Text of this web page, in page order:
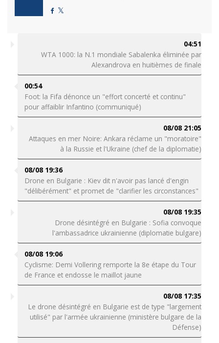
04:51
WTA 1000: la N.1 mondiale Sabalenka éliminée par
Alexandrova en huitièmes de finale
00:54
Foot: la Fifa dénonce un "effort concerté et continu"
pour affaiblir Infantino (communiqué)
08/08 21:05
Attaques en mer Noire: Ankara réclame un "moratoire"
à la Russie et l'Ukraine (chef de la diplomatie)
08/08 19:36
Drone en Bulgarie : Kiev dit n'avoir pas lancé d'engin
"délibérément" et promet de "clarifier les circonstances"
08/08 19:35
Drone désintégré en Bulgarie : Sofia convoque
l'ambassadrice ukrainienne (diplomatie bulgare)
08/08 19:06
Cyclisme: Demi Vollering remporte la 8e étape du Tour
de France et endosse le maillot jaune
08/08 17:35
Le drone désintégré en Bulgarie est de type "largement
utilisé" par l'armée ukrainienne (ministère bulgare de la
Défense)